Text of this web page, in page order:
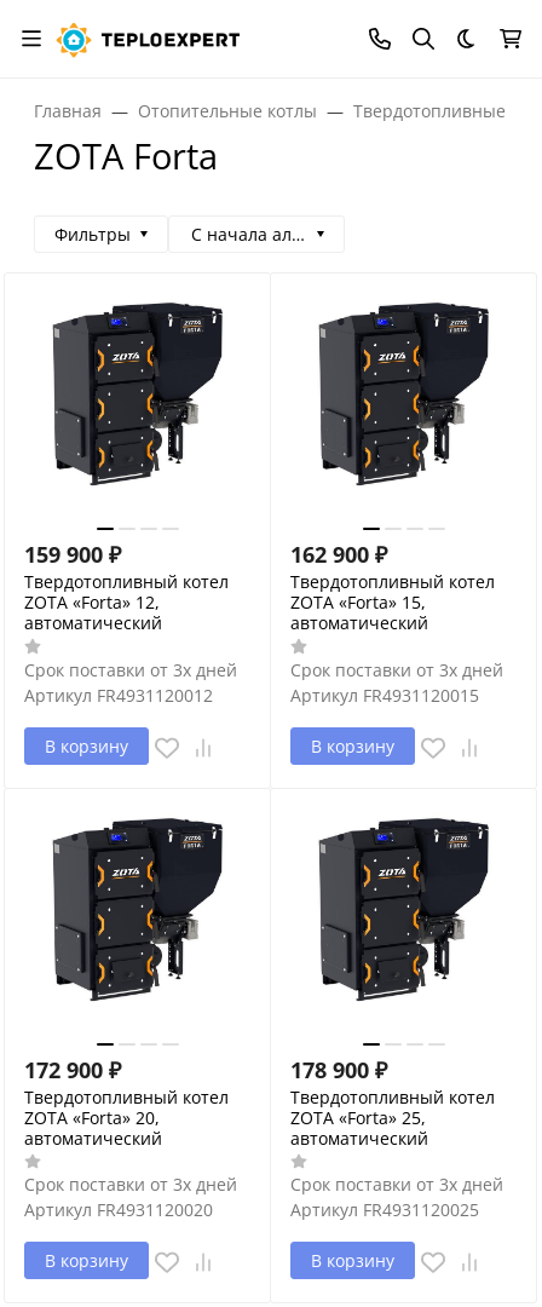
Темная
Главная Отопительные котлы Твердотопливные
ZOTA Forta
Фильтры С начала алфавита
159 900 ₽
Твердотопливный котел
ZOTA «Forta» 12,
автоматический
Срок поставки от 3х дней
Артикул FR4931120012
В корзину
162 900 ₽
Твердотопливный котел
ZOTA «Forta» 15,
автоматический
Срок поставки от 3х дней
Артикул FR4931120015
В корзину
172 900 ₽
Твердотопливный котел
ZOTA «Forta» 20,
автоматический
Срок поставки от 3х дней
Артикул FR4931120020
В корзину
178 900 ₽
Твердотопливный котел
ZOTA «Forta» 25,
автоматический
Срок поставки от 3х дней
Артикул FR4931120025
В корзину